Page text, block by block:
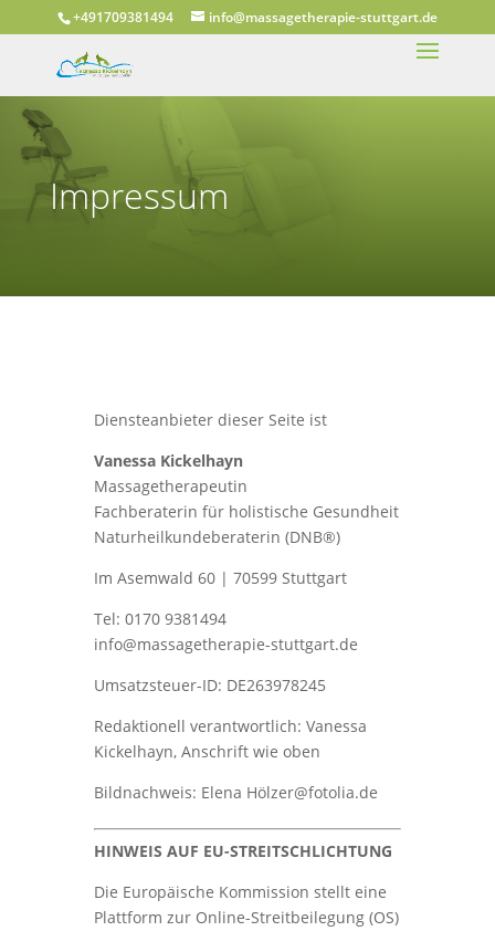
+491709381494 info@massagetherapie-stuttgart.de
Impressum
Diensteanbieter dieser Seite ist
Vanessa Kickelhayn
Massagetherapeutin
Fachberaterin für holistische Gesundheit
Naturheilkundeberaterin (DNB®)
Im Asemwald 60 | 70599 Stuttgart
Tel: 0170 9381494
info@massagetherapie-stuttgart.de
Umsatzsteuer-ID: DE263978245
Redaktionell verantwortlich: Vanessa
Kickelhayn, Anschrift wie oben
Bildnachweis: Elena Hölzer@fotolia.de
HINWEIS AUF EU-STREITSCHLICHTUNG
Die Europäische Kommission stellt eine
Plattform zur Online-Streitbeilegung (OS)